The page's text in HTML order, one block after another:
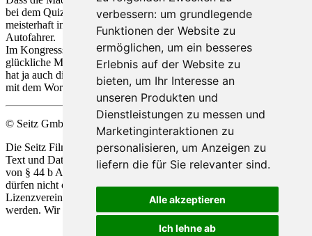
verbessern: um grundlegende
Funktionen der Website zu
ermöglichen, um ein besseres
Erlebnis auf der Website zu
bieten, um Ihr Interesse an
unseren Produkten und
Dienstleistungen zu messen und
Marketinginteraktionen zu
personalisieren, um Anzeigen zu
liefern die für Sie relevanter sind.
Alle akzeptieren
Ich lehne ab
bei dem Quizmeister melden können, verdanken sie nur einer
meisterhaft improvisierten Schnellaktion amerikanischer Flieger und
Autofahrer.
Im Kongresssaal in München treffen sich an jenem Abend nun 6
glückliche Menschen (eigentlich 8, denn der „Verflossene“ von Lilo
hat ja auch die Seine) – und ein kleiner Gartenzwerg, der ein Schild
mit dem Wort „Ende“ über die Bühne trägt.
© Seitz GmbH Filmproduktion
Die Seitz Film Produktion behält sich die Nutzung Ihrer Werke zu
Text und Data Mining, alsio der automatisierten Analyse im Sinne
von § 44 b Abs.1 und 2 UrhG ausdrücklich vor. Unsere Werke
dürfen nicht ohne unsere ausdrückliche Zustimmung in Form einer
Lizenzvereinbarung für die Vervielfältigung und Analyse genützt
werden. Wir behalten uns alle Rechte gemäß § 44 b Abs.3 vor.